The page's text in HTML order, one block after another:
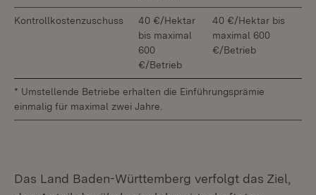
Kontrollkostenzuschuss
40 €/Hektar
bis maximal
600
€/Betrieb
40 €/Hektar bis
maximal 600
€/Betrieb
* Umstellende Betriebe erhalten die Einführungsprämie
einmalig für maximal zwei Jahre.
Das Land Baden-Württemberg verfolgt das Ziel,